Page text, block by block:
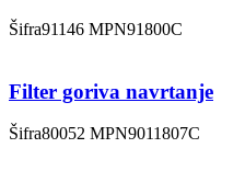
Šifra91146 MPN91800C
Filter goriva navrtanje
Šifra80052 MPN9011807C